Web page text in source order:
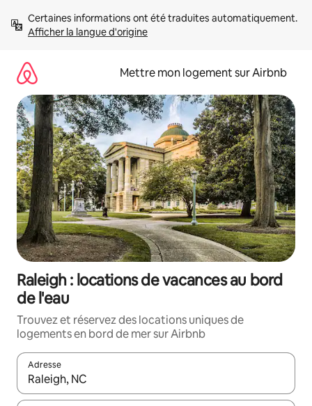
directement
Afficher la langue d'origine
Mettre mon logement sur Airbnb
Raleigh : locations de vacances au bord
de l'eau
Trouvez et réservez des locations uniques de
logements en bord de mer sur Airbnb
Adresse
Lorsque les résultats s'affichent, utilisez les flèches vers le